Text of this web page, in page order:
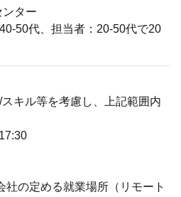
ター
50代、担当者：20-50代で20
キル等を考慮し、上記範囲内
社の定める就業場所（リモート